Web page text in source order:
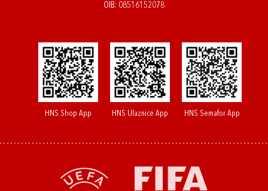
OIB: 08516152078
HNS Shop App HNS Ulaznice App HNS Semafor App